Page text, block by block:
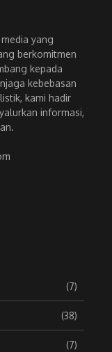
yang
berkomitmen
kepada
kebebasan
kami hadir
informasi,
(7)
(38)
(7)